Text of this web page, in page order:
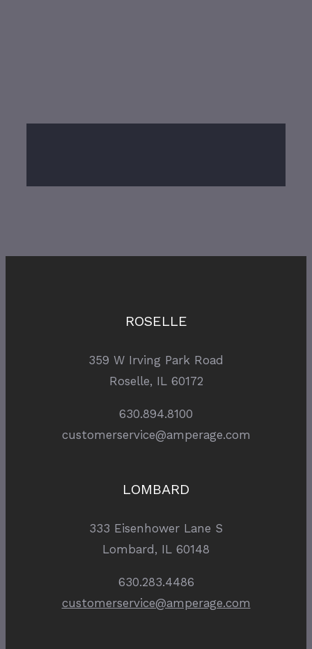
ROSELLE
359 W Irving Park Road
Roselle, IL 60172
630.894.8100
customerservice@amperage.com
LOMBARD
333 Eisenhower Lane S
Lombard, IL 60148
630.283.4486
customerservice@amperage.com